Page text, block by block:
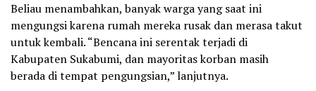
Beliau menambahkan, banyak warga yang saat ini
mengungsi karena rumah mereka rusak dan merasa takut
untuk kembali. “Bencana ini serentak terjadi di
Kabupaten Sukabumi, dan mayoritas korban masih
berada di tempat pengungsian,” lanjutnya.